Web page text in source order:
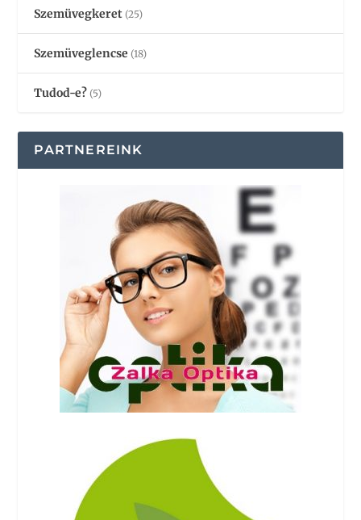
Szemüvegkeret (25)
Szemüveglencse (18)
Tudod-e? (5)
PARTNEREINK